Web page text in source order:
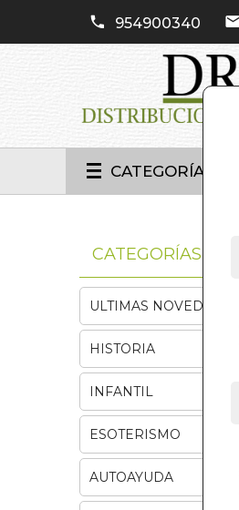
954900340
CATEGORÍAS
CATEGORÍAS
ULTIMAS NOVEDADES
HISTORIA
INFANTIL
ESOTERISMO
AUTOAYUDA